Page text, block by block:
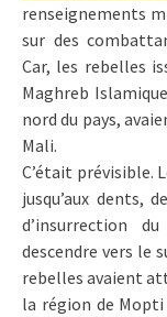
renseignements
sur des
Car, les rebelles
Maghreb
nord du pays,
Mali.
C’était prévisible.
jusqu’aux dents,
d’insurrection
descendre vers le
rebelles avaient
la région de